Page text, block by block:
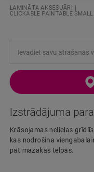
LAMINĀTA AKSESUĀRI
CLICKABLE PAINTABLE
Izstrādājuma
Krāsojamas nelielas
kas nodrošina
pat mazākās telpās.